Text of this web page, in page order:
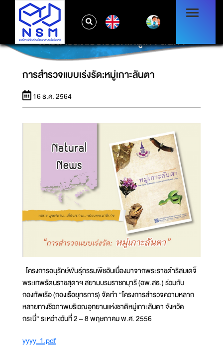
การสำรวจแบบเร่งรัด:หมู่เกาะลันตา
การสำรวจแบบเร่งรัด:หมู่เกาะลันตา
16 ธ.ค. 2564
โครงการอนุรักษ์พันธ์ุกรรมพืชอันเนื่องมาจากพระราชดำริสมเดจ็
พระเทพรัตนราชสุดาฯ สยามบรมราชกมุารี (อพ.สธ.) ร่วมกับ
กองทัพเรือ (กองเรือยุทธการ) จัดทำ “โครงการสำรวจความหลาก
หลายทางชีวภาพบริเวณอุทยานแห่งชาติหมู่เกาะลันตา จังหวัด
กระบี่” ระหว่างวันที่ 2 – 8 พฤษภาคม พ.ศ. 2556
yyyy_1.pdf